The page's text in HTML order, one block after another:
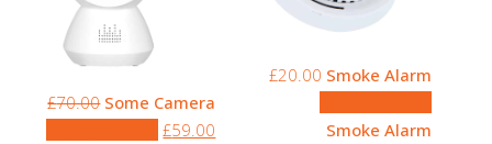
Smoke Alarm
£20.00
Smoke Alarm
Some Camera
£70.00
السعر £59.00 السعر